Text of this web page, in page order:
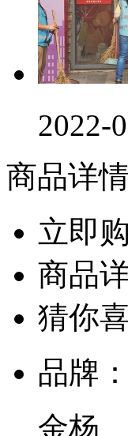
2022-
商品详情
立即
商品
猜你
品牌：
金杨